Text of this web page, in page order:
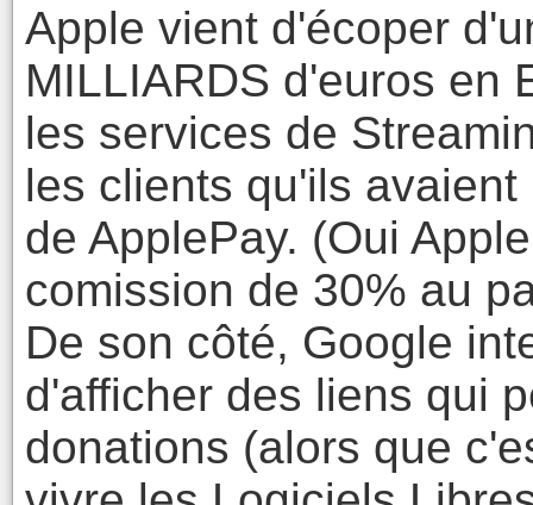
Apple vient d'écoper
MILLIARDS d'euros en
les services de
les clients qu'ils
de ApplePay. (Oui
comission de 30% au
De son côté, Google
d'afficher des liens qui
donations (alors que